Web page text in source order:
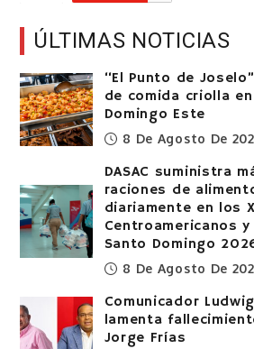
ÚLTIMAS NOTICIAS
“El Punto de
de comida criolla
Domingo Este
8 De Agosto De
DASAC suministra
raciones de
diariamente en los
Centroamericanos
Santo Domingo
8 De Agosto De
Comunicador
lamenta
Jorge Frías